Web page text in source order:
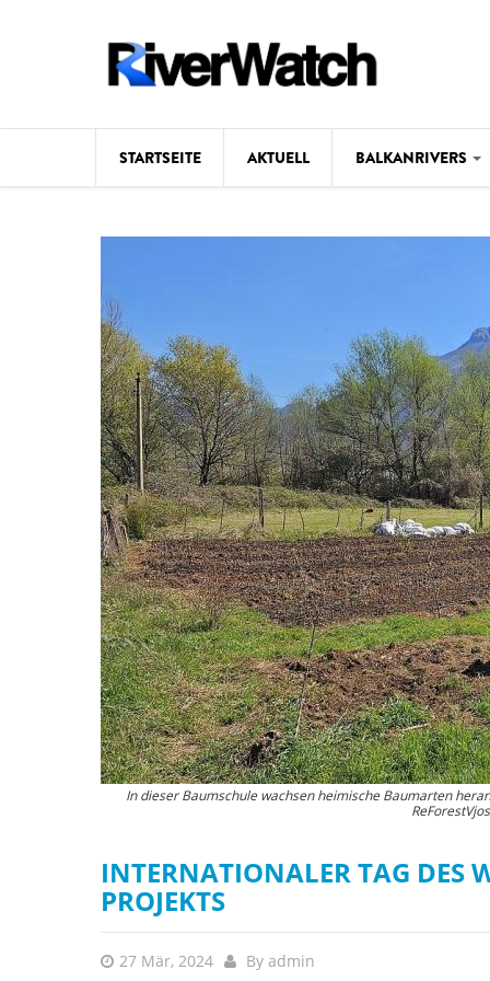
STARTSEITE AKTUELL BALKANRIVERS
Fotos
Videos
Aktuell
In dieser Baumschule wachsen heimische Baumarten
Die Baumschule
INTERNATIONALER TAG DES
PROJEKTS
27 Mär, 2024 By admin